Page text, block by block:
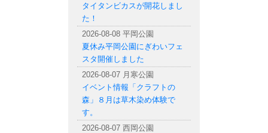
タイタンビカスが開花しまし
た！
2026-08-08 平岡公園
夏休み平岡公園にぎわいフェ
スタ開催しました
2026-08-07 月寒公園
イベント情報「クラフトの
森」８月は草木染め体験で
す。
2026-08-07 西岡公園